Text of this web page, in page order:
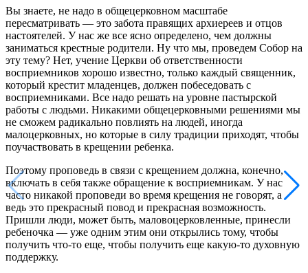
Вы знаете, не надо в общецерковном масштабе
пересматривать — это забота правящих архиереев и отцов
настоятелей. У нас же все ясно определено, чем должны
заниматься крестные родители. Ну что мы, проведем Собор на
эту тему? Нет, учение Церкви об ответственности
восприемников хорошо известно, только каждый священник,
который крестит младенцев, должен побеседовать с
восприемниками. Все надо решать на уровне пастырской
работы с людьми. Никакими общецерковными решениями мы
не сможем радикально повлиять на людей, иногда
малоцерковных, но которые в силу традиции приходят, чтобы
поучаствовать в крещении ребенка.
Поэтому проповедь в связи с крещением должна, конечно,
включать в себя также обращение к восприемникам. У нас
часто никакой проповеди во время крещения не говорят, а
ведь это прекрасный повод и прекрасная возможность.
Пришли люди, может быть, маловоцерковленные, принесли
ребеночка — уже одним этим они открылись тому, чтобы
получить что-то еще, чтобы получить еще какую-то духовную
поддержку.